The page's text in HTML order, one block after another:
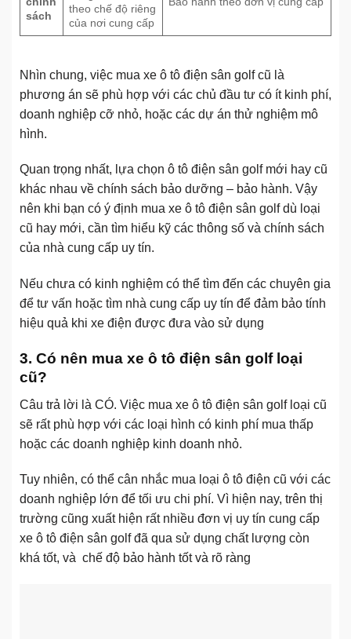
sách
theo chế độ riêng
của nơi cung cấp
Nhìn chung, việc mua xe ô tô điện sân golf cũ là
phương án sẽ phù hợp với các chủ đầu tư có ít kinh phí,
doanh nghiệp cỡ nhỏ, hoặc các dự án thử nghiệm mô
hình.
Quan trọng nhất, lựa chọn ô tô điện sân golf mới hay cũ
khác nhau về chính sách bảo dưỡng – bảo hành. Vậy
nên khi bạn có ý định mua xe ô tô điện sân golf dù loại
cũ hay mới, cần tìm hiểu kỹ các thông số và chính sách
của nhà cung cấp uy tín.
Nếu chưa có kinh nghiệm có thể tìm đến các chuyên gia
để tư vấn hoặc tìm nhà cung cấp uy tín để đảm bảo tính
hiệu quả khi xe điện được đưa vào sử dụng
3. Có nên mua xe ô tô điện sân golf loại
cũ?
Câu trả lời là CÓ. Việc mua xe ô tô điện sân golf loại cũ
sẽ rất phù hợp với các loại hình có kinh phí mua thấp
hoặc các doanh nghiệp kinh doanh nhỏ.
Tuy nhiên, có thể cân nhắc mua loại ô tô điện cũ với các
doanh nghiệp lớn để tối ưu chi phí. Vì hiện nay, trên thị
trường cũng xuất hiện rất nhiều đơn vị uy tín cung cấp
xe ô tô điện sân golf đã qua sử dụng chất lượng còn
khá tốt, và chế độ bảo hành tốt và rõ ràng